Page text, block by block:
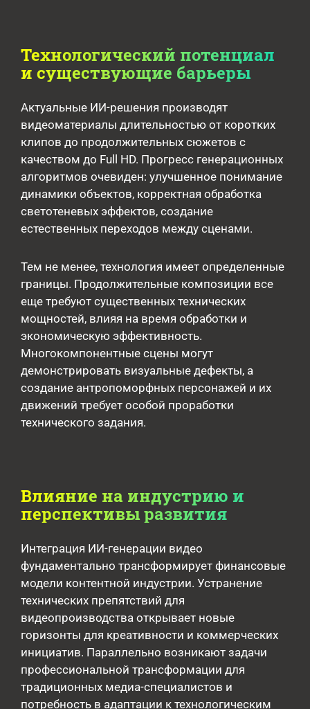
Технологический потенциал
и существующие барьеры
Актуальные ИИ-решения производят
видеоматериалы длительностью от коротких
клипов до продолжительных сюжетов с
качеством до Full HD. Прогресс генерационных
алгоритмов очевиден: улучшенное понимание
динамики объектов, корректная обработка
светотеневых эффектов, создание
естественных переходов между сценами.
Тем не менее, технология имеет определенные
границы. Продолжительные композиции все
еще требуют существенных технических
мощностей, влияя на время обработки и
экономическую эффективность.
Многокомпонентные сцены могут
демонстрировать визуальные дефекты, а
создание антропоморфных персонажей и их
движений требует особой проработки
технического задания.
Влияние на индустрию и
перспективы развития
Интеграция ИИ-генерации видео
фундаментально трансформирует финансовые
модели контентной индустрии. Устранение
технических препятствий для
видеопроизводства открывает новые
горизонты для креативности и коммерческих
инициатив. Параллельно возникают задачи
профессиональной трансформации для
традиционных медиа-специалистов и
потребность в адаптации к технологическим